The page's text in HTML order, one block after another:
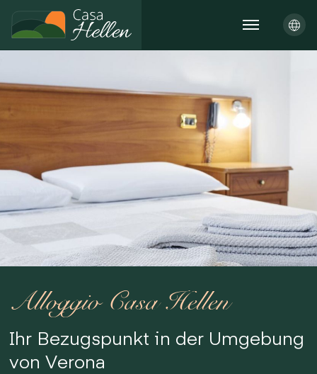
Alloggio Casa Hellen
Ihr Bezugspunkt in der Umgebung
von Verona